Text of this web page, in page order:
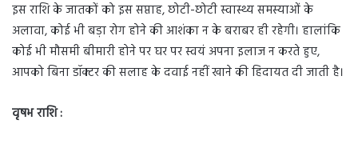
इस राशि के जातकों को इस सप्ताह, छोटी-छोटी स्वास्थ्य समस्याओं के
अलावा, कोई भी बड़ा रोग होने की आशंका न के बराबर ही रहेगी। हालांकि
कोई भी मौसमी बीमारी होने पर घर पर स्वयं अपना इलाज न करते हुए,
आपको बिना डॉक्टर की सलाह के दवाई नहीं खाने की हिदायत दी जाती है।
वृषभ राशि :